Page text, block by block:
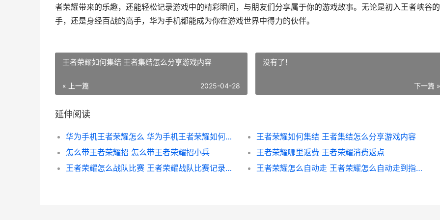
者荣耀带来的乐趣，还能轻松记录游戏中的精彩瞬间，与朋友们分享属于你的游戏故事。无论是初入王者峡谷
手，还是身经百战的高手，华为手机都能成为你在游戏世界中得力的伙伴。
王者荣耀如何集结 王者集结怎么分享游戏内容
« 上一篇 2025-04-28
没有了！
下一篇 »
延伸阅读
华为手机王者荣耀怎么 华为手机王者荣耀如何截屏
王者荣耀如何集结 王者集结怎么分享游戏内容
怎么带王者荣耀招 怎么带王者荣耀招小兵
王者荣耀哪里返费 王者荣耀消费返点
王者荣耀怎么战队比赛 王者荣耀战队比赛记录怎么隐藏
王者荣耀怎么自动走 王者荣耀怎么自动走到指定位置